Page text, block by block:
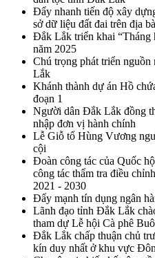
Đẩy nhanh tiến độ xây
sở dữ liệu đất đai trên địa
Đắk Lắk triển khai “Tháng
năm 2025
Chú trọng phát triển
Lắk
Khánh thành dự án Hồ
đoạn 1
Người dân Đắk Lắk đồng
nhập đơn vị hành chính
Lễ Giỗ tổ Hùng Vương
cội
Đoàn công tác của Quốc
công tác thẩm tra điều
2021 - 2030
Đẩy mạnh tín dụng ngân
Lãnh đạo tỉnh Đắk Lắk
tham dự Lễ hội Cà phê
Đắk Lắk chấp thuận chủ
kín duy nhất ở khu vực